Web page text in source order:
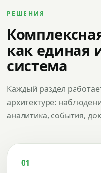
РЕШЕНИЯ
как единая
система
Каждый раздел
архитектуре:
аналитика, события,
01